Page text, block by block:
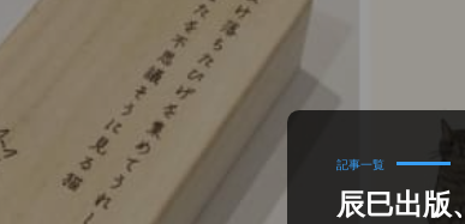
記事一覧
辰巳出版